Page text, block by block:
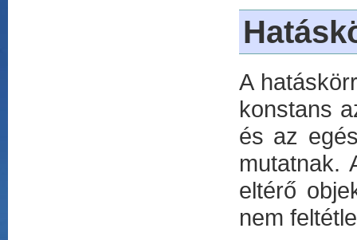
A
konstans
és az
mutatnak.
eltérő
nem